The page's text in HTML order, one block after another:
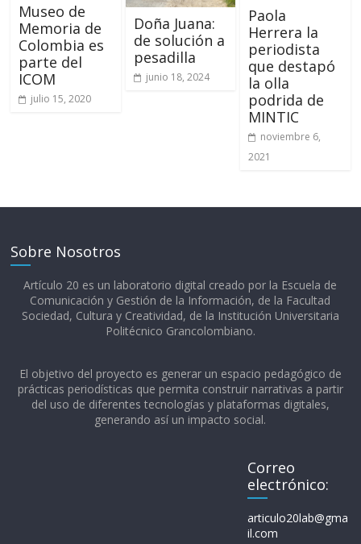
Museo de
Memoria de
Colombia es
parte del
ICOM
julio 15, 2020
Doña Juana:
de solución a
pesadilla
junio 18, 2024
Paola
Herrera la
periodista
que destapó
la olla
podrida de
MINTIC
noviembre 6,
2021
Sobre Nosotros
Artículo 20 es un laboratorio digital creado por la Escuela de
Comunicación y Gestión de la Información, de la Facultad
Sociedad, Cultura y Creatividad, de la Institución Universitaria
Politécnico Grancolombiano.​
El objetivo del proyecto es generar un espacio pedagógico de
prácticas periodísticas que permita construir narrativas a partir
del uso de diferentes tecnologías y plataformas digitales,
generando así un impacto social.
Correo
electrónico:
articulo20lab@gma
il.com